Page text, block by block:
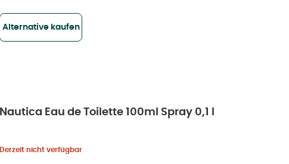
Alternative kaufen
Nautica Eau de Toilette 100ml Spray 0,1 l
Derzeit nicht verfügbar